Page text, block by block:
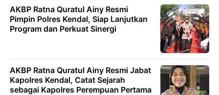
AKBP Ratna Quratul Ainy Resmi
Pimpin Polres Kendal, Siap Lanjutkan
Program dan Perkuat Sinergi
AKBP Ratna Quratul Ainy Resmi Jabat
Kapolres Kendal, Catat Sejarah
sebagai Kapolres Perempuan Pertama